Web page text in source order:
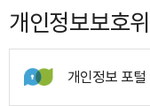
개인정보보호
개인정보 포털